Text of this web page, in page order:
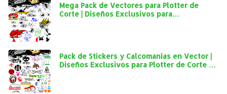
Mega Pack de Vectores para Plotter de
Corte | Diseños Exclusivos para
Pack de Stickers y Calcomanías en Vector |
Diseños Exclusivos para Plotter de Corte y